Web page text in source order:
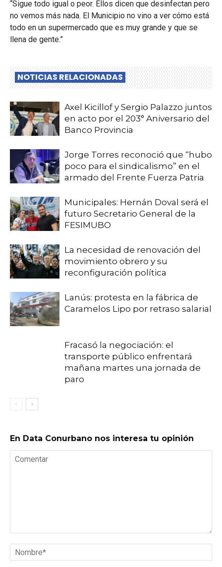
“Sigue todo igual o peor. Ellos dicen que desinfectan pero
no vemos más nada. El Municipio no vino a ver cómo está
todo en un supermercado que es muy grande y que se
llena de gente.”
NOTICIAS RELACIONADAS
Axel Kicillof y Sergio Palazzo juntos
en acto por el 203° Aniversario del
Banco Provincia
Jorge Torres reconoció que “hubo
poco para el sindicalismo” en el
armado del Frente Fuerza Patria
Municipales: Hernán Doval será el
futuro Secretario General de la
FESIMUBO
La necesidad de renovación del
movimiento obrero y su
reconfiguración política
Lanús: protesta en la fábrica de
Caramelos Lipo por retraso salarial
Fracasó la negociación: el
transporte público enfrentará
mañana martes una jornada de
paro
En Data Conurbano nos interesa tu opinión